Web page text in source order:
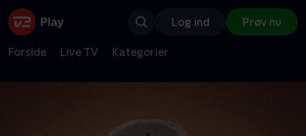
Log ind Prøv nu
Forside Live TV Kategorier